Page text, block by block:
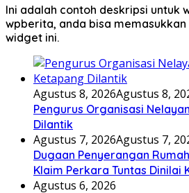
Ini adalah contoh deskripsi untuk
wpberita, anda bisa
widget ini.
Agustus 8, 2026Agustus 8,
Pengurus Organisasi
Dilantik
Agustus 7, 2026Agustus 7,
Dugaan Penyerangan
Klaim Perkara Tuntas Dinilai
Agustus 6, 2026